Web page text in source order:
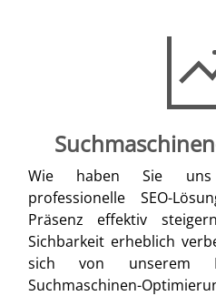
Wie haben Sie uns
professionelle SEO-
Präsenz effektiv
Sichbarkeit erheblich
sich von unserem
Suchmaschinen-